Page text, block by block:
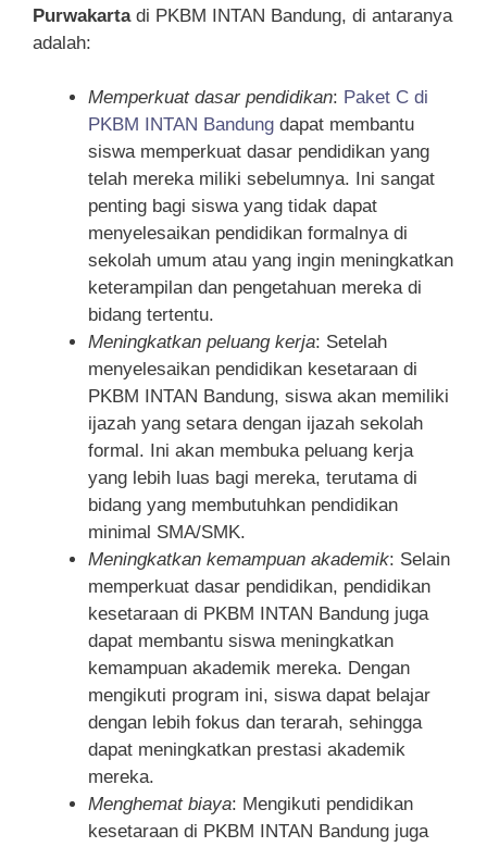
Purwakartadi PKBM INTAN Bandung, di antaranya
adalah:
Memperkuat dasar pendidikan: Paket C di
PKBM INTAN Bandung dapat membantu
siswa memperkuat dasar pendidikan yang
telah mereka miliki sebelumnya. Ini sangat
penting bagi siswa yang tidak dapat
menyelesaikan pendidikan formalnya di
sekolah umum atau yang ingin meningkatkan
keterampilan dan pengetahuan mereka di
bidang tertentu.
Meningkatkan peluang kerja: Setelah
menyelesaikan pendidikan kesetaraan di
PKBM INTAN Bandung, siswa akan memiliki
ijazah yang setara dengan ijazah sekolah
formal. Ini akan membuka peluang kerja
yang lebih luas bagi mereka, terutama di
bidang yang membutuhkan pendidikan
minimal SMA/SMK.
Meningkatkan kemampuan akademik: Selain
memperkuat dasar pendidikan, pendidikan
kesetaraan di PKBM INTAN Bandung juga
dapat membantu siswa meningkatkan
kemampuan akademik mereka. Dengan
mengikuti program ini, siswa dapat belajar
dengan lebih fokus dan terarah, sehingga
dapat meningkatkan prestasi akademik
mereka.
Menghemat biaya: Mengikuti pendidikan
kesetaraan di PKBM INTAN Bandung juga